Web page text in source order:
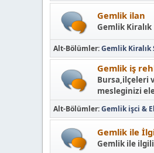
Gemlik ilan
Gemlik Kiralık
Alt-Bölümler Gemlik Kiralık
Gemlik iş
Bursa,ilçeleri
mesleginizi
Alt-Bölümler Gemlik işci &
Gemlik ile
Gemlik ile